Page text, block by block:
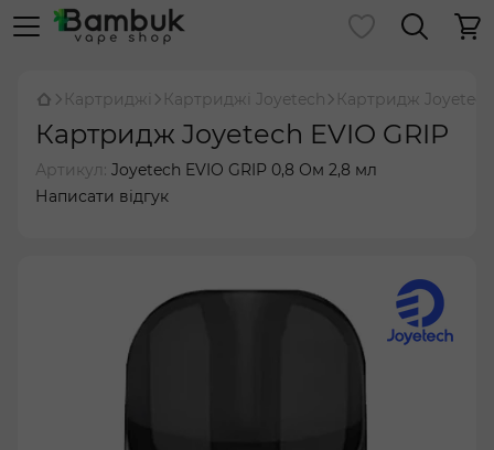
Картриджі Картриджі Joyetech Картридж Joyetech
Картридж Joyetech EVIO GRIP
Артикул: Joyetech EVIO GRIP 0,8 Ом 2,8 мл
Написати відгук